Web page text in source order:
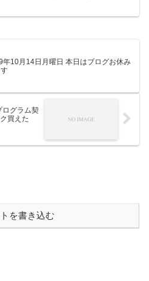
年10月14日月曜日 本日はブログお休み
グラム契
買えた
を書き込む